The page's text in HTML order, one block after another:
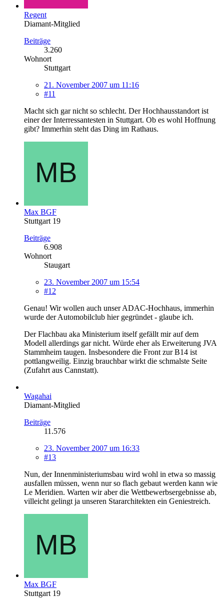
Regent
Diamant-Mitglied
Beiträge
3.260
Wohnort
Stuttgart
21. November 2007 um 11:16
#11
Macht sich gar nicht so schlecht. Der Hochhausstandort ist
einer der Interressantesten in Stuttgart. Ob es wohl Hoffnung
gibt? Immerhin steht das Ding im Rathaus.
Max BGF
Stuttgart 19
Beiträge
6.908
Wohnort
Staugart
23. November 2007 um 15:54
#12
Genau! Wir wollen auch unser ADAC-Hochhaus, immerhin
wurde der Automobilclub hier gegründet - glaube ich.
Der Flachbau aka Ministerium itself gefällt mir auf dem
Modell allerdings gar nicht. Würde eher als Erweiterung JVA
Stammheim taugen. Insbesondere die Front zur B14 ist
pottlangweilig. Einzig brauchbar wirkt die schmalste Seite
(Zufahrt aus Cannstatt).
Wagahai
Diamant-Mitglied
Beiträge
11.576
23. November 2007 um 16:33
#13
Nun, der Innenministeriumsbau wird wohl in etwa so massig
ausfallen müssen, wenn nur so flach gebaut werden kann wie
Le Meridien. Warten wir aber die Wettbewerbsergebnisse ab,
villeicht gelingt ja unseren Stararchitekten ein Geniestreich.
Max BGF
Stuttgart 19